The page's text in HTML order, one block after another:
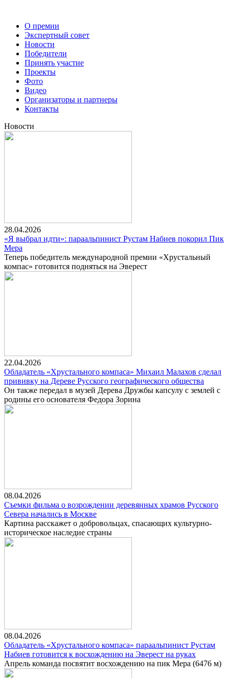
О премии
Экспертный совет
Новости
Победители
Принять участие
Проекты
Фото
Видео
Организаторы и партнеры
Контакты
Новости
28.04.2026
«Я выбрал идти»: параальпинист Рустам Набиев покорил Пик
Мера
Теперь победитель международной премии «Хрустальный
компас» готовится подняться на Эверест
22.04.2026
Обладатель «Хрустального компаса» Михаил Малахов сделал
прививку на Дереве Русского географического общества
Он также передал в музей Дерева Дружбы капсулу с землей с
родины его основателя Федора Зорина
08.04.2026
Съемки фильма о возрождении деревянных храмов Русского
Севера начались в Москве
Картина расскажет о добровольцах, спасающих культурно-
историческое наследие страны
08.04.2026
Обладатель «Хрустального компаса» параальпинист Рустам
Набиев готовится к восхождению на Эверест на руках
Апрель команда посвятит восхождению на пик Мера (6476 м)